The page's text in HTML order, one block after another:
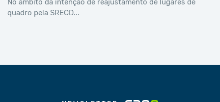
No âmbito da intenção de reajustamento de lugares de
quadro pela SRECD...